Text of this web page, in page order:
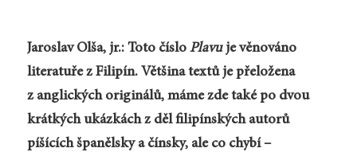
Jaroslav Olša, jr.: Toto číslo Plavuje věnováno
literatuře z Filipín. Většina textů je přeložena
z anglických originálů, máme zde také po dvou
krátkých ukázkách z děl filipínských autorů
píšících španělsky a čínsky, ale co chybí –